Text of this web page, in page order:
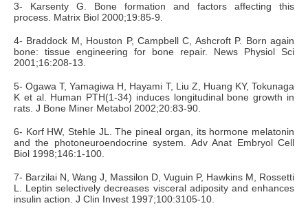
3- Karsenty G. Bone formation and factors affecting this
process. Matrix Biol 2000;19:85-9.
4- Braddock M, Houston P, Campbell C, Ashcroft P. Born again
bone: tissue engineering for bone repair. News Physiol Sci
2001;16:208-13.
5- Ogawa T, Yamagiwa H, Hayami T, Liu Z, Huang KY, Tokunaga
K et al. Human PTH(1-34) induces longitudinal bone growth in
rats. J Bone Miner Metabol 2002;20:83-90.
6- Korf HW, Stehle JL. The pineal organ, its hormone melatonin
and the photoneuroendocrine system. Adv Anat Embryol Cell
Biol 1998;146:1-100.
7- Barzilai N, Wang J, Massilon D, Vuguin P, Hawkins M, Rossetti
L. Leptin selectively decreases visceral adiposity and enhances
insulin action. J Clin Invest 1997;100:3105-10.